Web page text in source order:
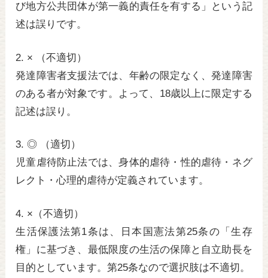
び地方公共団体が第一義的責任を有する」という記
述は誤りです。
2. × （不適切）
発達障害者支援法では、年齢の限定なく、発達障害
のある者が対象です。よって、18歳以上に限定する
記述は誤り。
3. ◎ （適切）
児童虐待防止法では、身体的虐待・性的虐待・ネグ
レクト・心理的虐待が定義されています。
4. ×（不適切）
生活保護法第1条は、日本国憲法第25条の「生存
権」に基づき、最低限度の生活の保障と自立助長を
目的としています。第25条なので選択肢は不適切。